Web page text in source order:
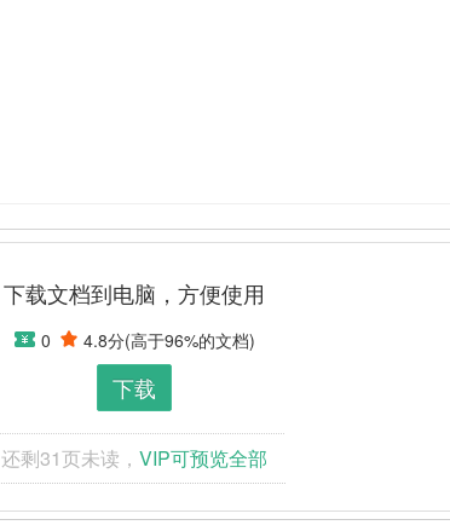
下载文档到电脑，方便使用
0 4.8分(高于96%的文档)
下载
还剩31页未读，VIP可预览全部